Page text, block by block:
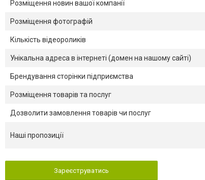
Розміщення новин вашої компанії
Розміщення фотографій
Кількість відеороликів
Унікальна адреса в інтернеті (домен на нашому сайті)
Брендування сторінки підприємства
Розміщення товарів та послуг
Дозволити замовлення товарів чи послуг
Наші пропозиції
Зареєструватись